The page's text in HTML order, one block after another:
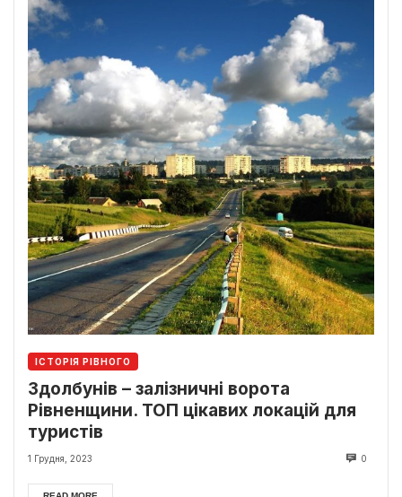
ІСТОРІЯ РІВНОГО
Здолбунів – залізничні ворота
Рівненщини. ТОП цікавих локацій для
туристів
1 Грудня, 2023 0